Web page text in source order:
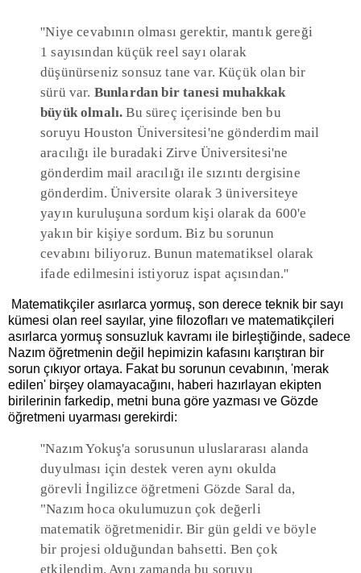
''Niye cevabının olması gerektir, mantık gereği
1 sayısından küçük reel sayı olarak
düşünürseniz sonsuz tane var. Küçük olan bir
sürü var. Bunlardan bir tanesi muhakkak
büyük olmalı. Bu süreç içerisinde ben bu
soruyu Houston Üniversitesi'ne gönderdim mail
aracılığı ile buradaki Zirve Üniversitesi'ne
gönderdim mail aracılığı ile sızıntı dergisine
gönderdim. Üniversite olarak 3 üniversiteye
yayın kuruluşuna sordum kişi olarak da 600'e
yakın bir kişiye sordum. Biz bu sorunun
cevabını biliyoruz. Bunun matematiksel olarak
ifade edilmesini istiyoruz ispat açısından.''
Matematikçiler asırlarca yormuş, son derece teknik bir sayı
kümesi olan reel sayılar, yine filozofları ve matematikçileri
asırlarca yormuş sonsuzluk kavramı ile birleştiğinde, sadece
Nazım öğretmenin değil hepimizin kafasını karıştıran bir
sorun çıkıyor ortaya. Fakat bu sorunun cevabının, 'merak
edilen' birşey olamayacağını, haberi hazırlayan ekipten
birilerinin farkedip, metni buna göre yazması ve Gözde
öğretmeni uyarması gerekirdi:
''Nazım Yokuş'a sorusunun uluslararası alanda
duyulması için destek veren aynı okulda
görevli İngilizce öğretmeni Gözde Saral da,
"Nazım hoca okulumuzun çok değerli
matematik öğretmenidir. Bir gün geldi ve böyle
bir projesi olduğundan bahsetti. Ben çok
etkilendim. Aynı zamanda bu soruyu